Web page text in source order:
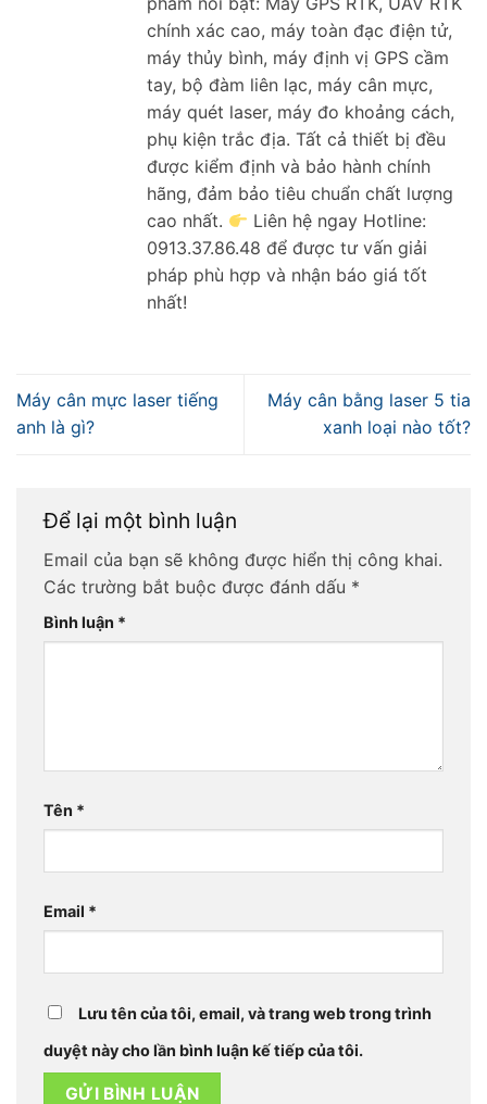
chính xác cao, máy toàn đạc điện tử,
máy thủy bình, máy định vị GPS cầm
tay, bộ đàm liên lạc, máy cân mực,
máy quét laser, máy đo khoảng cách,
phụ kiện trắc địa. Tất cả thiết bị đều
được kiểm định và bảo hành chính
hãng, đảm bảo tiêu chuẩn chất lượng
cao nhất.
Liên hệ ngay Hotline:
0913.37.86.48 để được tư vấn giải
pháp phù hợp và nhận báo giá tốt
nhất!
Máy cân mực laser tiếng
anh là gì?
Máy cân bằng laser 5 tia
xanh loại nào tốt?
Để lại một bình luận
Email của bạn sẽ không được hiển thị công khai.
Các trường bắt buộc được đánh dấu *
Bình luận *
Tên *
Email *
Lưu tên của tôi, email, và trang web trong trình
duyệt này cho lần bình luận kế tiếp của tôi.